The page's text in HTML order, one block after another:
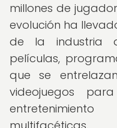
millones de
evolución ha
de la industria
películas,
que se
videojuegos